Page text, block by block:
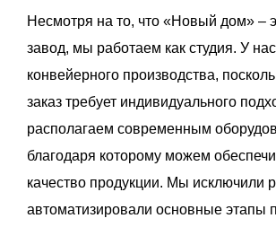
Несмотря на то, что «Новый дом» –
завод, мы работаем как студия. У
конвейерного производства,
заказ требует индивидуального
располагаем современным
благодаря которому можем
качество продукции. Мы исключили
автоматизировали основные этапы